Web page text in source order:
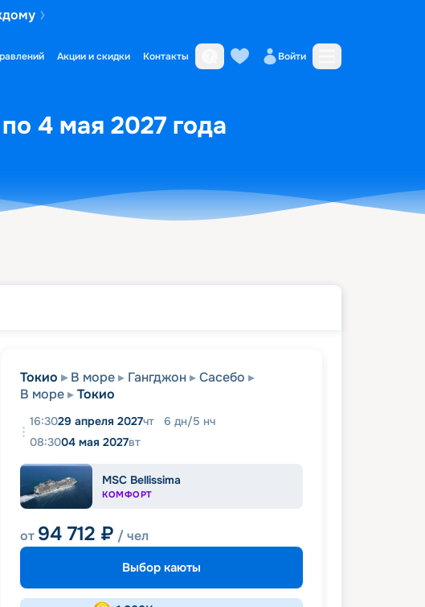
Акции и скидки Контакты Войти
4 мая 2027 года
Токио В море Гангджон
Сасебо
В море
Токио
16:3029 апреля 2027чт 6 дн/5 нч
08:3004 мая 2027вт
MSC Bellissima
КОМФОРТ
от 94 712 ₽ / чел
Выбор каюты